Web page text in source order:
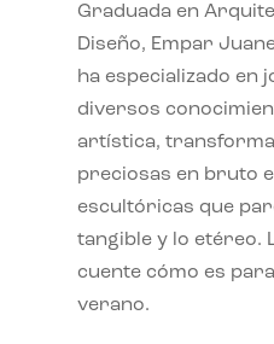
Graduada en
Diseño, Empar
ha especializado en
diversos
artística,
preciosas en bruto
escultóricas que
tangible y lo etéreo.
cuente cómo es
verano.